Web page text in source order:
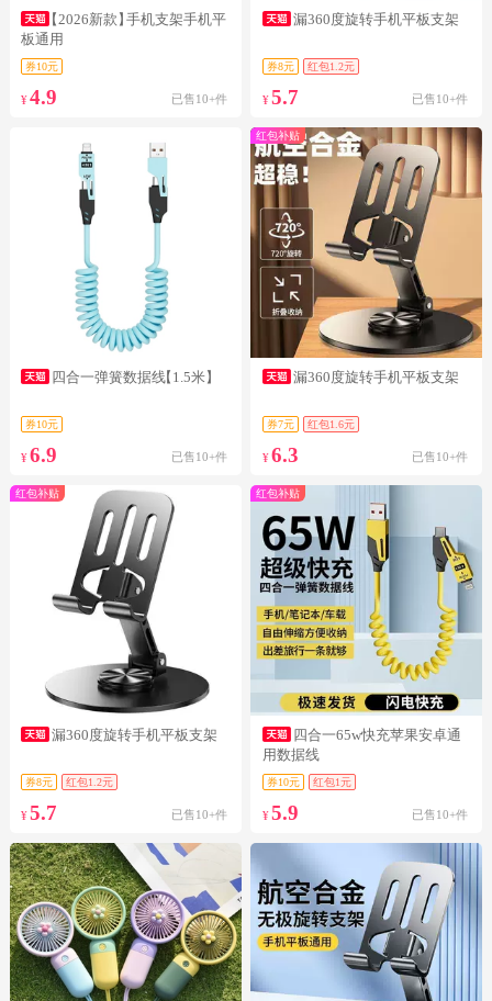
【2026新款】手机支架手机平
板通用
券10元
¥ 4.9 已售10+件
漏360度旋转手机平板支架
券8元 红包1.2元
¥5.7 已售10+件
四合一弹簧数据线【1.5米】
券10元
¥ 6.9 已售10+件
红包补贴
漏360度旋转手机平板支架
券7元 红包1.6元
¥6.3 已售10+件
红包补贴
漏360度旋转手机平板支架
券8元 红包1.2元
¥ 5.7 已售10+件
红包补贴
四合一65w快充苹果安卓通
用数据线
券10元 红包1元
¥5.9 已售10+件